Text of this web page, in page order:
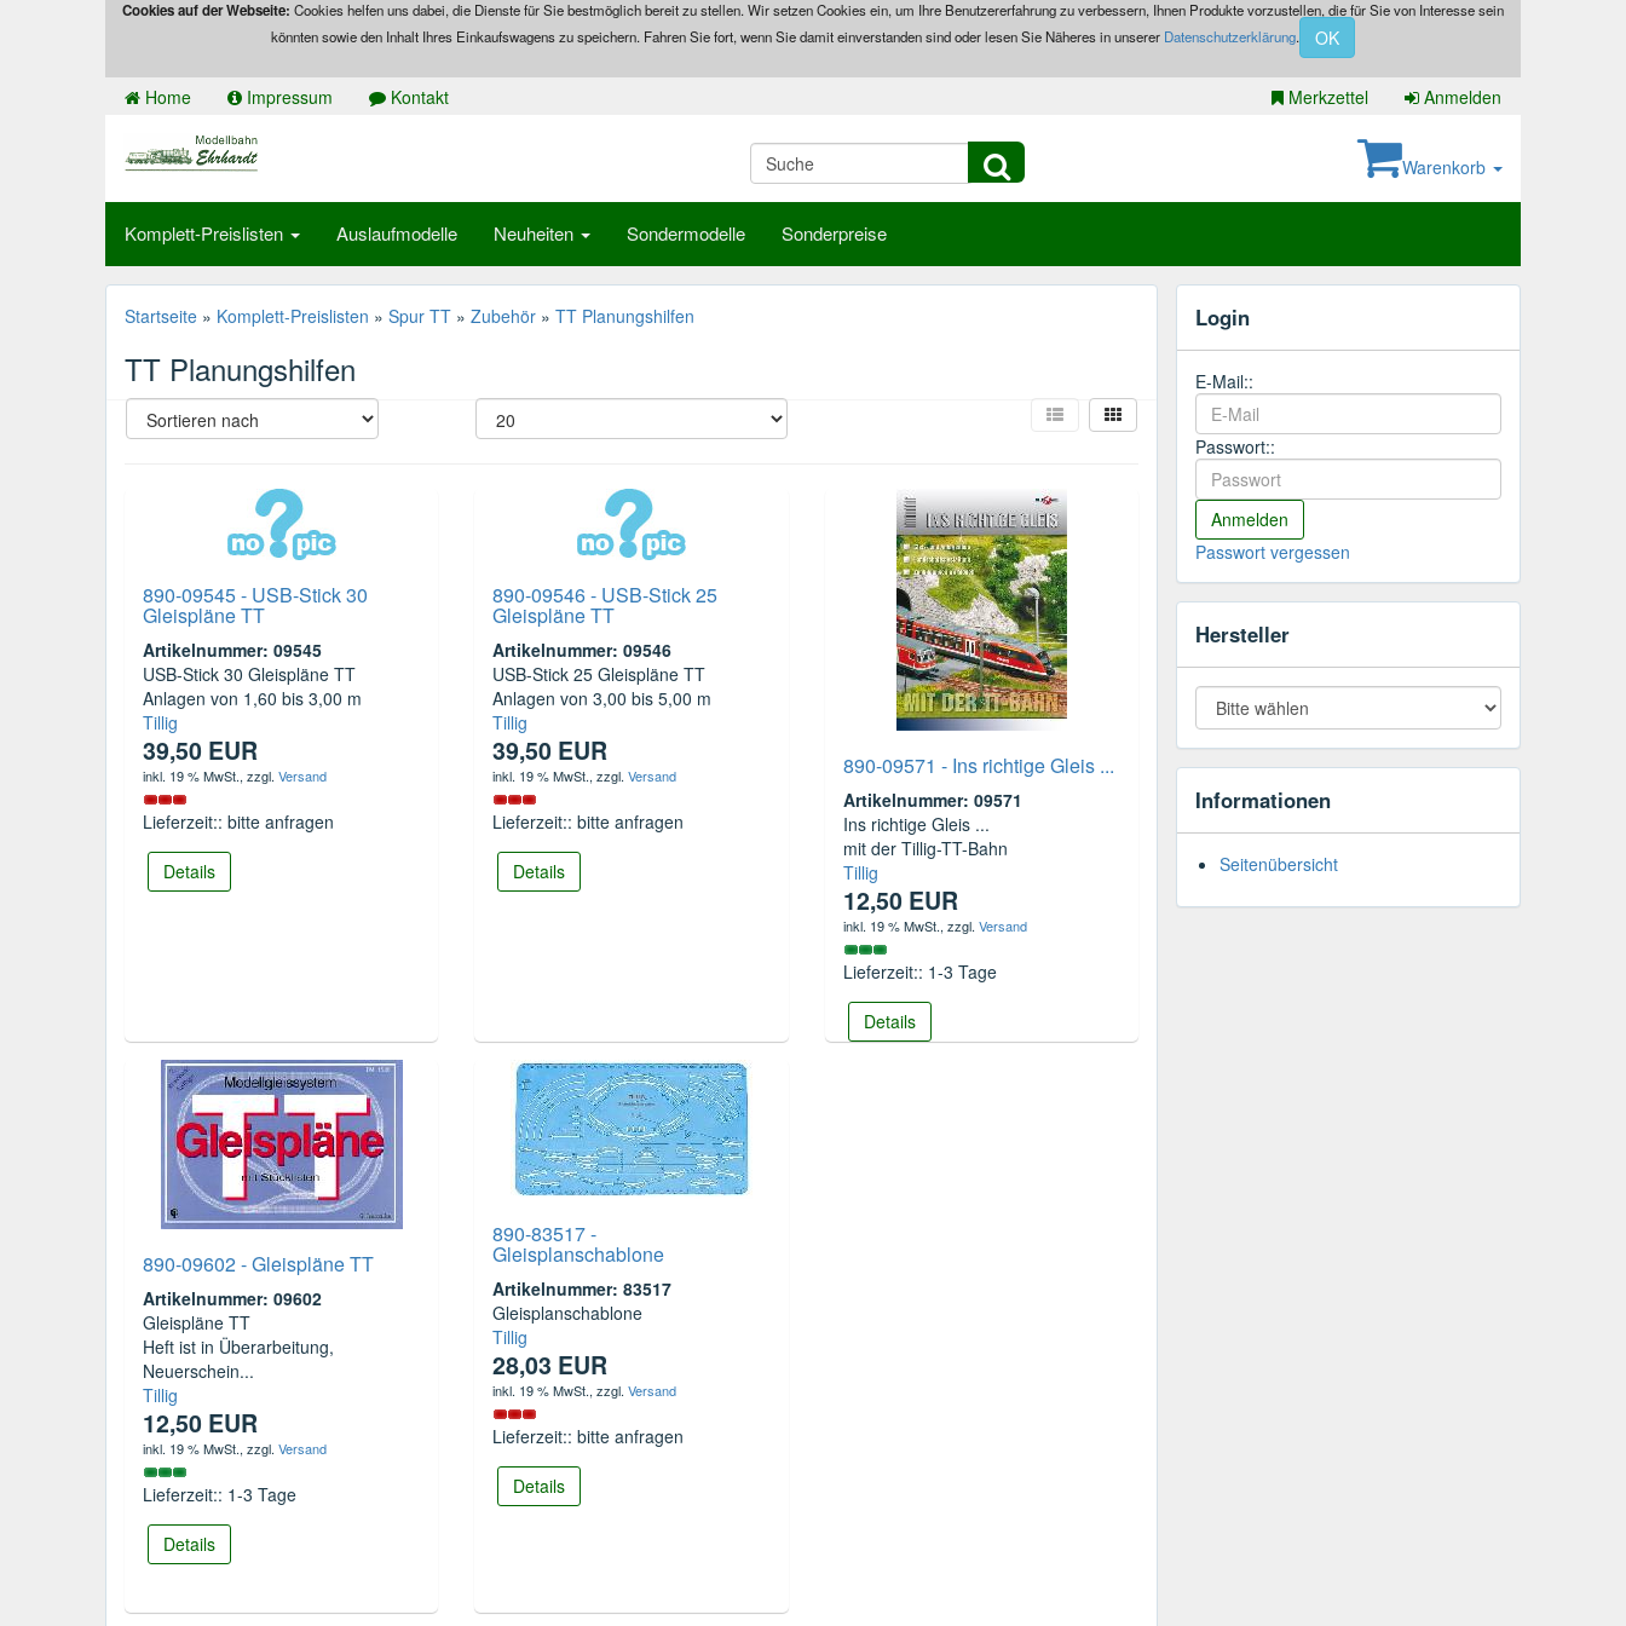
Cookies auf der Webseite: Cookies helfen uns dabei, die Dienste für Sie bestmöglich bereit zu stellen. Wir setzen Cookies ein, um Ihre Benutzererfahrung zu verbessern, Ihnen Produkte vorzustellen, die für Sie von Interesse sein
könnten sowie den Inhalt Ihres Einkaufswagens zu speichern. Fahren Sie fort, wenn Sie damit einverstanden sind oder lesen Sie Näheres in unserer Datenschutzerklärung. OK
Home Impressum Kontakt Merkzettel Anmelden
Warenkorb
Komplett-Preislisten Auslaufmodelle Neuheiten Sondermodelle Sonderpreise
Startseite » Komplett-Preislisten » Spur TT » Zubehör » TT Planungshilfen
TT Planungshilfen
890-09545 - USB-Stick 30
Gleispläne TT
Artikelnummer: 09545
USB-Stick 30 Gleispläne TT
Anlagen von 1,60 bis 3,00 m
Tillig
39,50 EUR
inkl. 19 % MwSt., zzgl. Versand
Lieferzeit:: bitte anfragen
Details
890-09546 - USB-Stick 25
Gleispläne TT
Artikelnummer: 09546
USB-Stick 25 Gleispläne TT
Anlagen von 3,00 bis 5,00 m
Tillig
39,50 EUR
inkl. 19 % MwSt., zzgl.Versand
Lieferzeit:: bitte anfragen
Details
890-09571 - Ins richtige Gleis ...
Artikelnummer: 09571
Ins richtige Gleis ...
mit der Tillig-TT-Bahn
Tillig
12,50 EUR
inkl. 19 % MwSt., zzgl. Versand
Lieferzeit:: 1-3 Tage
Details
890-09602 - Gleispläne TT
Artikelnummer: 09602
Gleispläne TT
Heft ist in Überarbeitung,
Neuerschein...
Tillig
12,50 EUR
inkl. 19 % MwSt., zzgl. Versand
Lieferzeit:: 1-3 Tage
Details
890-83517 -
Gleisplanschablone
Artikelnummer: 83517
Gleisplanschablone
Tillig
28,03 EUR
inkl. 19 % MwSt., zzgl.Versand
Lieferzeit:: bitte anfragen
Details
Login
E-Mail::
Passwort::
Passwort vergessen
Hersteller
Informationen
Seitenübersicht